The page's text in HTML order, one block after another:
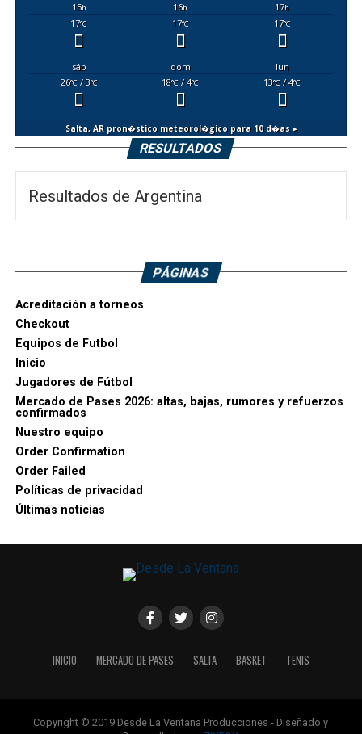
15h 16h 17h
17°C 17°C 17°C
sáb dom
lun
26°C/ 3°C 18°C / 4°C 13°C / 4°C
Salta, ARpron�stico meteorol�gico para 10 d�as ▸
RESULTADOS
Resultados de Argentina
PÁGINAS
Acreditación a torneos
Checkout
Equipos de Futbol
Inicio
Jugadores de Fútbol
Mercado de Pases 2026: altas, bajas, rumores y refuerzos
confirmados
Nuestro equipo
Order Confirmation
Order Failed
Políticas de privacidad
Últimas noticias
INICIO MERCADO DE PASES SALTA BASKET TENIS
Copyright © 2019 Desde La Ventana Producciones - Diseñado y